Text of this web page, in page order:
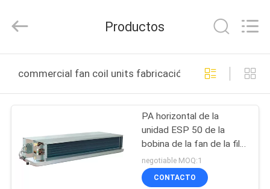
PRODUCTOS
SOBRE
NOSOTROS
Refrigeration
All
Reserved.
Productos
commercial fan coil units fabricación en línea
PA horizontal de la
unidad ESP 50 de la
bobina de la fan de la fila
dual da alta temperatura
del tubo 4
negotiable MOQ:1
CONTACTO